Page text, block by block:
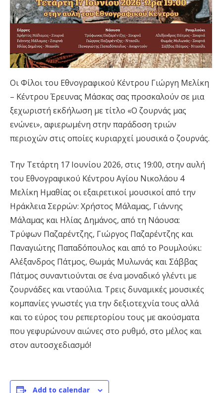
Οι Φίλοι του Εθνογραφικού Κέντρου Γιώργη Μελίκη
– Κέντρου Έρευνας Μάσκας σας προσκαλούν σε μια
ξεχωριστή εκδήλωση με τίτλο «Ο ζουρνάς μας
ενώνει», αφιερωμένη στην παράδοση τριών
περιοχών στις οποίες κυριαρχεί μουσικά ο ζουρνάς.
Την Τετάρτη 17 Ιουνίου 2026, στις 19:00, στην αυλή
του Εθνογραφικού Κέντρου Αγίου Νικολάου 4
Μελίκη Ημαθίας οι εξαιρετικοί μουσικοί από την
Ηράκλεια Σερρών: Χρήστος Μάλαμας, Γιάννης
Μάλαμας και Ηλίας Δημάνος, από τη Νάουσα:
Τρύφων Παζαρέντζης, Γιώργος Παζαρέντζης και
Παναγιώτης Παπαδόπουλος και από το Ρουμλούκι:
Αλέξανδρος Πάτμος, Θωμάς Μυλωνάς και Σάββας
Πάτμος συναντιούνται σε ένα μοναδικό γλέντι με
ζουρνάδες και νταούλια. Τρεις δυναμικές μουσικές
κομπανίες γνωστές για την δεξιοτεχνία τους αλλά
και το εύρος του ρεπερτορίου τους με ακούσματα
που γεφυρώνουν αιώνες στο ρυθμό, στο μέλος και
στον αυτοσχεδιασμό!
Add to calendar